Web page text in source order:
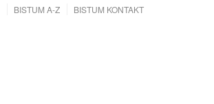
BISTUM A-Z BISTUM KONTAKT